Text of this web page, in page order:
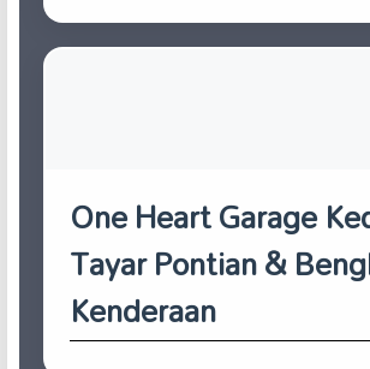
One Heart Garage
Tayar Pontian &
Kenderaan